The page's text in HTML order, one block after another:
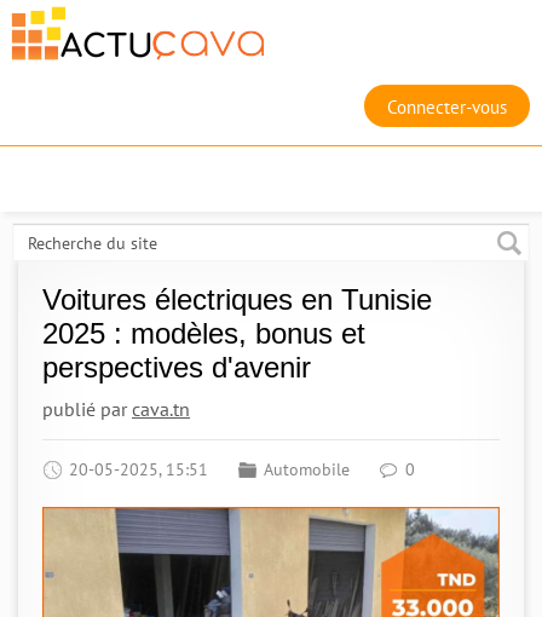
Connecter-vous
Voitures électriques en Tunisie
2025 : modèles, bonus et
perspectives d'avenir
publié parcava.tn
20-05-2025, 15:51 Automobile 0